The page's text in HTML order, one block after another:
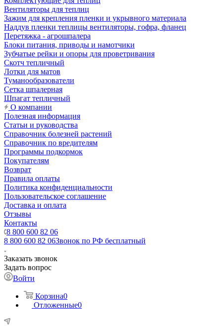
Вентиляторы для теплиц
Зажим для крепления пленки и укрывного материала
Наддув пленки теплицы вентиляторы, гофра, фланец
Перетяжка - агрошпалера
Блоки питания, приводы и намотчики
Зубчатые рейки и опоры для проветривания
Скотч тепличный
Лотки для матов
Туманообразователи
Сетка шпалерная
Шпагат тепличный
О компании
Полезная информация
Статьи и руководства
Справочник болезней растений
Справочник по вредителям
Программы подкормок
Покупателям
Возврат
Правила оплаты
Политика конфиденциальности
Пользовательское соглашение
Доставка и оплата
Отзывы
Контакты
8 800 600 82 06
8 800 600 82 06Звонок по РФ бесплатный
Заказать звонок
Задать вопрос
Войти
Корзина0
Отложенные0